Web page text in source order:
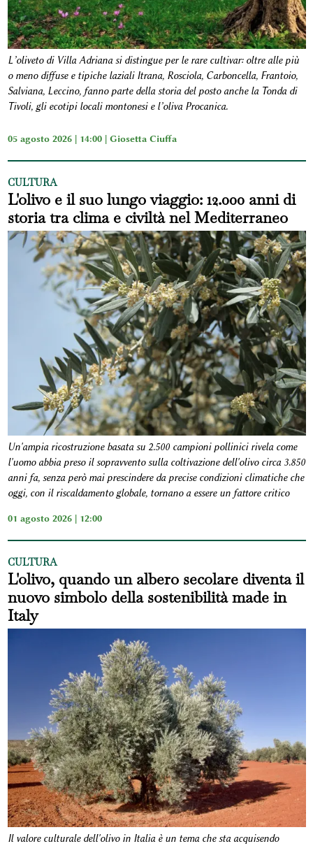
L’oliveto di Villa Adriana si distingue per le rare cultivar: oltre alle più
o meno diffuse e tipiche laziali Itrana, Rosciola, Carboncella, Frantoio,
Salviana, Leccino, fanno parte della storia del posto anche la Tonda di
Tivoli, gli ecotipi locali montonesi e l’oliva Procanica.
05 agosto 2026 | 14:00 | Giosetta Ciuffa
CULTURA
L'olivo e il suo lungo viaggio: 12.000 anni di
storia tra clima e civiltà nel Mediterraneo
Un'ampia ricostruzione basata su 2.500 campioni pollinici rivela come
l'uomo abbia preso il sopravvento sulla coltivazione dell'olivo circa 3.850
anni fa, senza però mai prescindere da precise condizioni climatiche che
oggi, con il riscaldamento globale, tornano a essere un fattore critico
01 agosto 2026 | 12:00
CULTURA
L'olivo, quando un albero secolare diventa il
nuovo simbolo della sostenibilità made in
Italy
Il valore culturale dell'olivo in Italia è un tema che sta acquisendo